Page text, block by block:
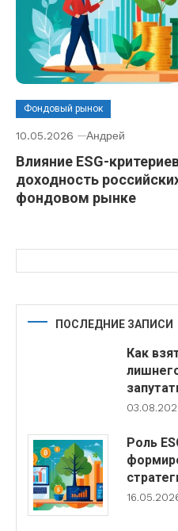
Фондовый рынок
10.05.2026 Андрей
Влияние ESG-
доходность
фондовом рынке
ПОСЛЕДНИЕ ЗАПИСИ
Как
Роль